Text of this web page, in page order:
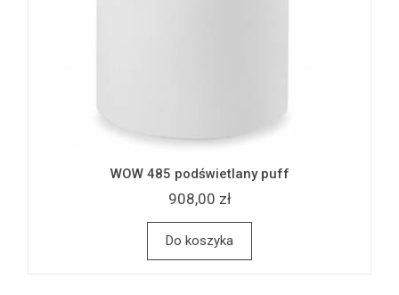
WOW 485 podświetlany puff
908,00 zł
Do koszyka